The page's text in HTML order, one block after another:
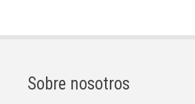
Sobre nosotros